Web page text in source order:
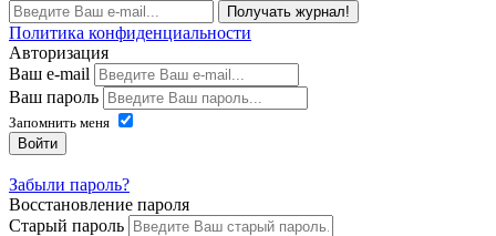
Получать журнал!
Политика конфиденциальности
Авторизация
Ваш e-mail
Ваш пароль
Запомнить меня
Войти
Забыли пароль?
Восстановление пароля
Старый пароль